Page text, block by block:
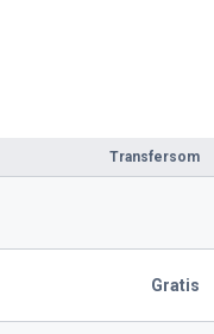
Transfersom
Gratis